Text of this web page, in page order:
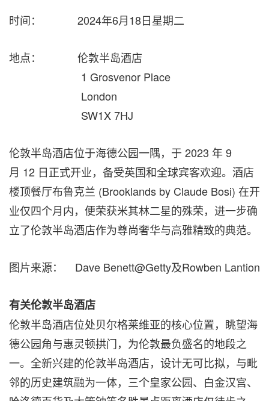
时间： 2024年6月18日星期二
地点： 伦敦半岛酒店
1 Grosvenor Place
London
SW1X 7HJ
伦敦半岛酒店位于海德公园一隅，于 2023 年 9
月 12 日正式开业，备受英国和全球宾客欢迎。酒店
楼顶餐厅布鲁克兰 (Brooklands by Claude Bosi) 在开
业仅四个月内，便荣获米其林二星的殊荣，进一步确
立了伦敦半岛酒店作为尊尚奢华与高雅精致的典范。
图片来源： Dave Benett@Getty及Rowben Lantion
有关伦敦半岛酒店
伦敦半岛酒店位处贝尔格莱维亚的核心位置，眺望海
德公园角与惠灵顿拱门，为伦敦最负盛名的地段之
一。全新兴建的伦敦半岛酒店，设计无可比拟，与毗
邻的历史建筑融为一体，三个皇家公园、白金汉宫、